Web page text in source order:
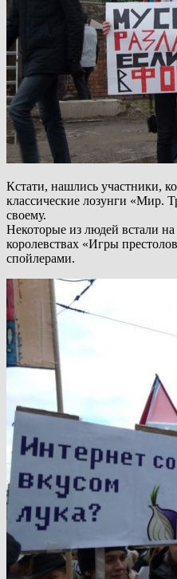
Кстати, нашлись участники,
классические лозунги «Мир.
своему.
Некоторые из людей встали
королевствах «Игры
спойлерами.